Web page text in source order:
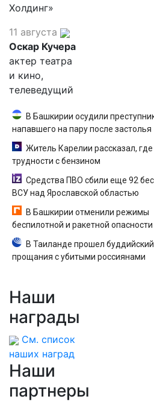
Холдинг»
11 августа
Оскар Кучера
актер театра
и кино,
телеведущий
В Башкирии осудили
напавшего на пару после застолья
Житель Карелии рассказал, где
трудности с бензином
Средства ПВО сбили еще 92
ВСУ над Ярославской областью
В Башкирии отменили режимы
беспилотной и ракетной опасности
В Таиланде прошел
прощания с убитыми россиянами
Наши
награды
См. список
наших наград
Наши
партнеры